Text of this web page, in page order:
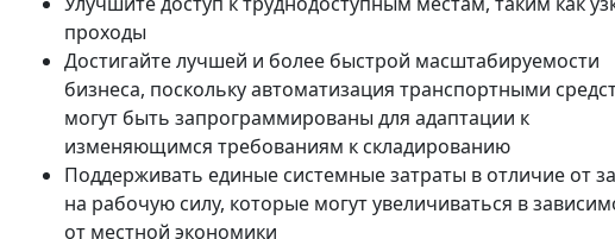
проходы
Достигайте лучшей и более быстрой масштабируемости
бизнеса, поскольку автоматизация транспортными
могут быть запрограммированы для адаптации к
изменяющимся требованиям к складированию
Поддерживать единые системные затраты в отличие от
на рабочую силу, которые могут увеличиваться в
от местной экономики